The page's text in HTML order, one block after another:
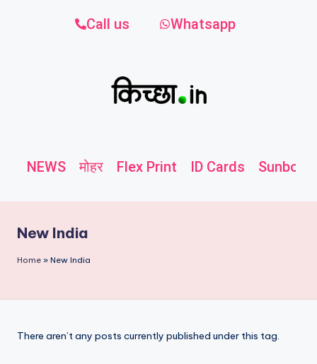
Call us Whatsapp
NEWS मोहर Flex Print ID Cards
New India
Home » New India
There aren’t any posts currently published under this tag.